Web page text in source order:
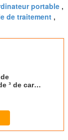
portable ,
de traitement ,
³ de carte